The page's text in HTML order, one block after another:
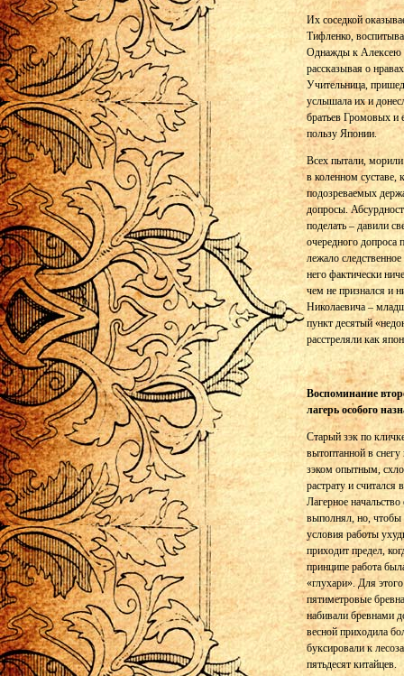
Их соседкой
Тифленко,
Однажды к Алексею
рассказывая о
Учительница,
услышала их и
братьев Громовых
пользу Японии.
Всех пытали,
в коленном суставе,
подозреваемых
допросы.
поделать – давили
очередного допроса
лежало
него фактически
чем не признался и
Николаевича –
пункт десятый
расстреляли как
Воспоминание
лагерь особого
Старый зэк по
вытоптанной в
зэком опытным,
растрату и считался
Лагерное
выполнял, но, чтобы
условия работы
приходит предел,
принципе работа
«глухари». Для
пятиметровые
набивали бревнами
весной приходила
буксировали к
пятьдесят китайцев.